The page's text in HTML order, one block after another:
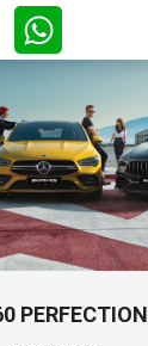
PERFECTION